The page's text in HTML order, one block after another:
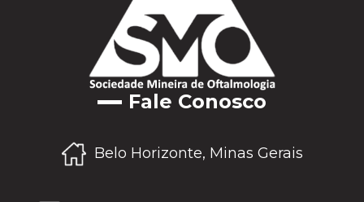
Fale Conosco
Belo Horizonte, Minas Gerais